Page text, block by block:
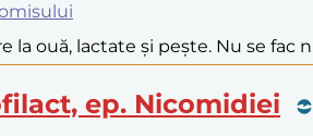
la ouă, lactate și pește. Nu se fac
ep. Nicomidiei